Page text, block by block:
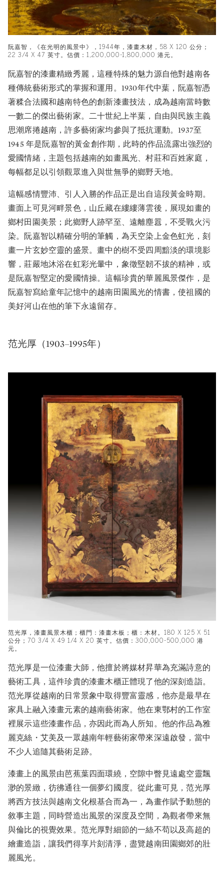
阮嘉智，《在光明的風景中》，1944年，漆畫木材，58 X 120 公分；
22 3/4 X 47 英寸。估價：1,200,000-1,800,000 港元。
阮嘉智的漆畫精緻秀麗，這種特殊的魅力源自他對越南各
種傳統藝術形式的掌握和運用。1930年代中葉，阮嘉智憑
著糅合法國和越南特色的創新漆畫技法，成為越南當時數
一數二的傑出藝術家。二十世紀上半葉，自由與民族主義
思潮席捲越南，許多藝術家均參與了抵抗運動。1937至
1945 年是阮嘉智的黃金創作期，此時的作品流露出強烈的
愛國情緒，主題包括越南的如畫風光、村莊和百姓家庭，
每幅都足以引領觀眾進入與世無爭的鄉野天地。
這幅感情豐沛、引人入勝的作品正是出自這段黃金時期。
畫面上可見河畔景色，山丘藏在縷縷薄雲後，展現如畫的
鄉村田園美景；此鄉野人跡罕至、遠離塵囂，不受戰火污
染。阮嘉智以精確分明的筆觸，為天空染上金色虹光，刻
畫一片玄妙空靈的盛景。畫中的樹不受四周黯淡的環境影
響，莊嚴地沐浴在虹彩光暈中，象徵堅韌不拔的精神，或
是阮嘉智堅定的愛國情操。這幅珍貴的華麗風景傑作，是
阮嘉智寫給童年記憶中的越南田園風光的情書，使祖國的
美好河山在他的筆下永遠留存。
范光厚（1903–1995年）
范光厚，漆畫風景木櫃；櫃門：漆畫木板；櫃：木材。180 X 125 X 51
公分；70 3/4 X 49 1/4 X 20 英寸。估價：300,000-500,000 港
元。
范光厚是一位漆畫大師，他擅於將媒材昇華為充滿詩意的
藝術工具，這件珍貴的漆畫木櫃正體現了他的深刻造詣。
范光厚從越南的日常景象中取得豐富靈感，他亦是最早在
家具上融入漆畫元素的越南藝術家。他在東鄂村的工作室
裡展示這些漆畫作品，亦因此而為人所知。他的作品為雅
麗克絲・艾美及一眾越南年輕藝術家帶來深遠啟發，當中
不少人追隨其藝術足跡。
漆畫上的風景由芭蕉葉四面環繞，空隙中瞥見遠處空靈飄
渺的景緻，彷彿通往一個夢幻國度。從此畫可見，范光厚
將西方技法與越南文化根基合而為一，為畫作賦予動態的
敘事主題，同時營造出風景的深度及空間，為觀者帶來無
與倫比的視覺效果。范光厚對細節的一絲不苟以及高超的
繪畫造詣，讓我們得享片刻清淨，盡覽越南田園鄉郊的壯
麗風光。